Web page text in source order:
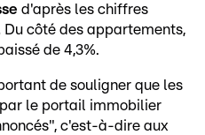
d'après les chiffres
Du côté des appartements,
de 4,3%.
de souligner que les
le portail immobilier
c'est-à-dire aux